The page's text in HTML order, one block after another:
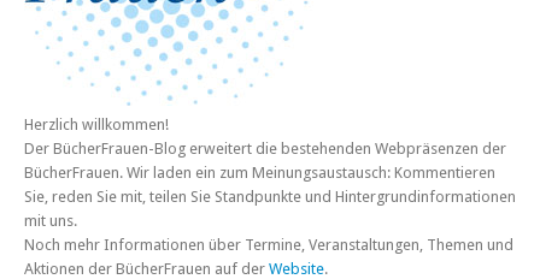
Herzlich willkommen!
Der BücherFrauen-Blog erweitert die bestehenden Webpräsenzen der
BücherFrauen. Wir laden ein zum Meinungsaustausch: Kommentieren
Sie, reden Sie mit, teilen Sie Standpunkte und Hintergrundinformationen
mit uns.
Noch mehr Informationen über Termine, Veranstaltungen, Themen und
Aktionen der BücherFrauen auf der Website.